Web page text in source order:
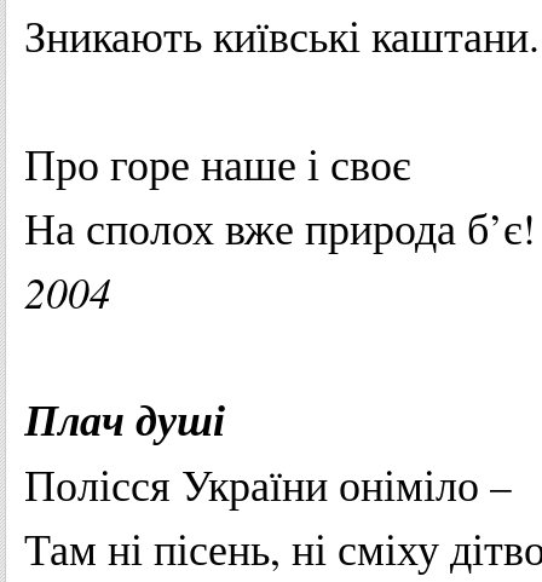
Зникаютькиївськікаштани.
Про горе наше і своє
На сполохвже природа б’є!
2004
Плач душі
Полісся України оніміло –
Там ніпісень, ні сміху